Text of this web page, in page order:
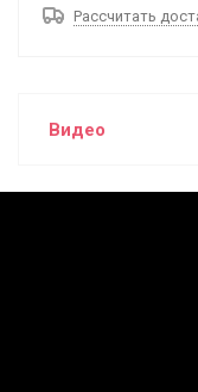
Рассчитать
Видео